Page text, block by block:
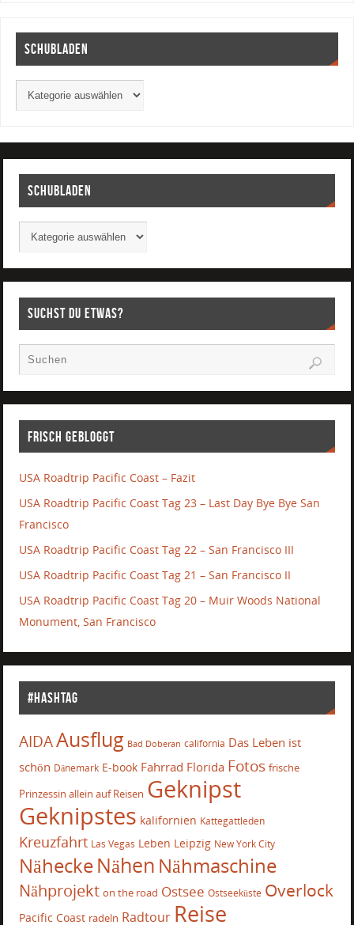
Schubladen
Schubladen
Suchst Du etwas?
Frisch gebloggt
USA Roadtrip Pacific Coast – Fazit
USA Roadtrip Pacific Coast Tag 23 – Last Day Bye Bye San
Francisco
USA Roadtrip Pacific Coast Tag 22 – San Francisco III
USA Roadtrip Pacific Coast Tag 21 – San Francisco II
USA Roadtrip Pacific Coast Tag 20 – Muir Woods National
Monument, San Francisco
#Hashtag
AIDAAusflug Bad Doberan california Das Leben ist
schön Dänemark E-book Fahrrad Florida Fotos frische
Prinzessin allein auf Reisen Geknipst
Geknipstes kalifornien Kattegattleden
Kreuzfahrt Las Vegas Leben Leipzig New York City
NäheckeNähen Nähmaschine
Nähprojekt on the road Ostsee Ostseeküste Overlock
Pacific Coast radeln Radtour Reise